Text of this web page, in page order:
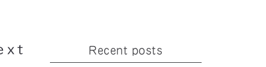
Recent posts